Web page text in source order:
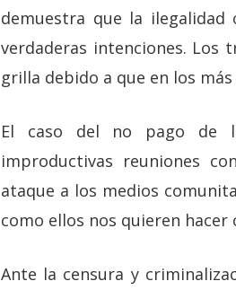
demuestra que la ilegalidad
verdaderas intenciones. Los
grilla debido a que en los
El caso del no pago de
improductivas reuniones
ataque a los medios
como ellos nos quieren hacer
Ante la censura y